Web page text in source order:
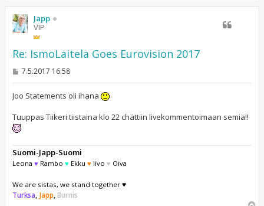
ö
Japp
VIP
Re: IsmoLaitela Goes Eurovision 2017
V
s
7.5.2017 16:58
Joo Statements oli ihana
Tuuppas Tiikeri tiistaina klo 22 chättiin livekommentoimaan semiä!!
Suomi-Japp-Suomi
Leona ♥ Rambo ♥ Ekku ♥ Iivo ♥ Oiva
We are sistas, we stand together ♥
Turksa, Japp, Burnis